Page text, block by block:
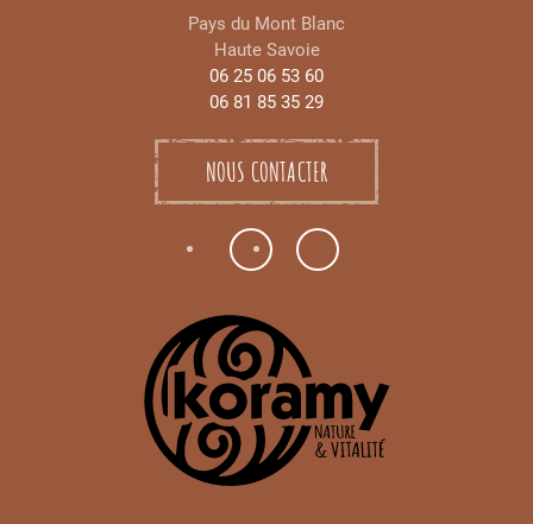
Pays du Mont Blanc
Haute Savoie
06 25 06 53 60
06 81 85 35 29
NOUS CONTACTER